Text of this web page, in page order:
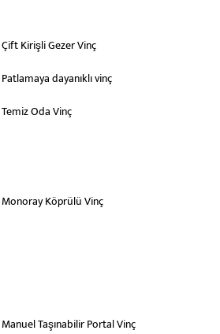
Çift Kirişli Gezer Vinç
Patlamaya dayanıklı vinç
Temiz Oda Vinç
Monoray Köprülü Vinç
Manuel Taşınabilir Portal Vinç